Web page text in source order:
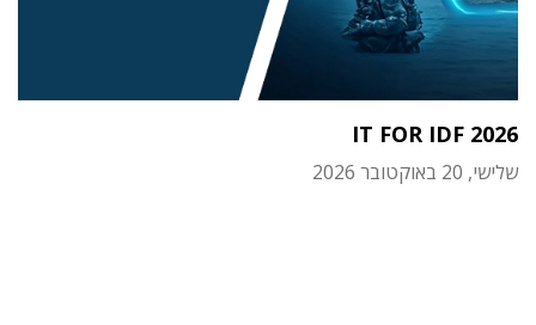
IT FOR IDF 2026
שלישי, 20 באוקטובר 2026